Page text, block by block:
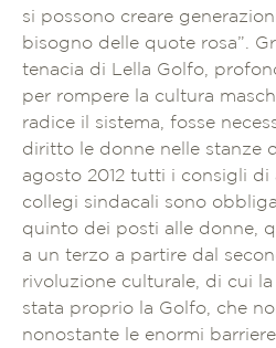
si possono creare
bisogno delle quote rosa”.
tenacia di Lella Golfo,
per rompere la cultura
radice il sistema, fosse
diritto le donne nelle stanze
agosto 2012 tutti i consigli di
collegi sindacali sono
quinto dei posti alle donne,
a un terzo a partire dal
rivoluzione culturale, di cui
stata proprio la Golfo, che
nonostante le enormi